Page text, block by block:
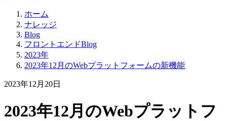
ホーム
ナレッジ
Blog
フロントエンドBlog
2023年
2023年12月のWebプラットフォームの新機能
2023年12月20日
2023年12月のWebプラットフ